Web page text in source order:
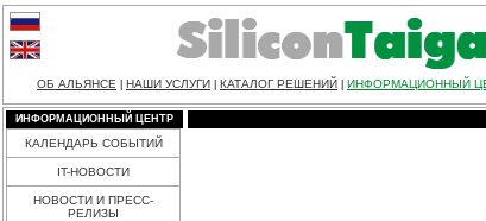
ОБ АЛЬЯНСЕ НАШИ УСЛУГИ КАТАЛОГ РЕШЕНИЙ ИНФОРМАЦИОННЫЙ
ИНФОРМАЦИОННЫЙ ЦЕНТР
КАЛЕНДАРЬ СОБЫТИЙ
IT-НОВОСТИ
НОВОСТИ И ПРЕСС-
РЕЛИЗЫ